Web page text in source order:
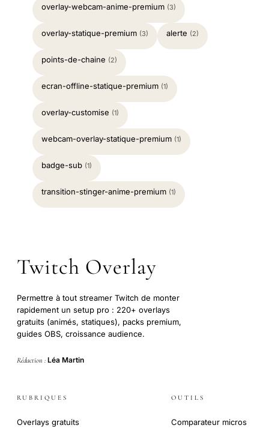
overlay-webcam-anime-premium (3)
overlay-statique-premium (3) alerte (2)
points-de-chaine (2)
ecran-offline-statique-premium (1)
overlay-customise (1)
webcam-overlay-statique-premium (1)
badge-sub (1)
transition-stinger-anime-premium (1)
Twitch Overlay
Permettre à tout streamer Twitch de monter
rapidement un setup pro : 220+ overlays
gratuits (animés, statiques), packs premium,
guides OBS, croissance audience.
Rédaction : Léa Martin
RUBRIQUES
Overlays gratuits
OUTILS
Comparateur micros